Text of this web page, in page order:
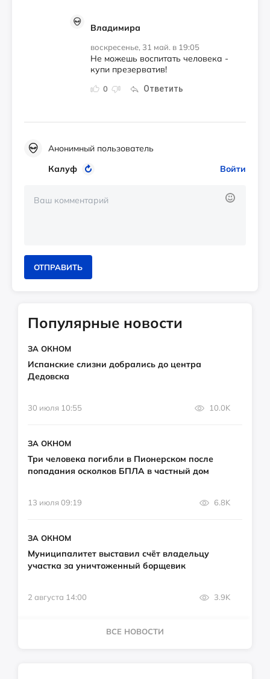
Владимира
воскресенье, 31 май. в 19:05
0 Ответить
Не можешь воспитать человека -
купи презерватив!
Анонимный пользователь
Калуф
Войти
ОТПРАВИТЬ
Популярные новости
ЗА ОКНОМ
Испанские слизни добрались до центра
Дедовска
30 июля 10:55 10.0K
ЗА ОКНОМ
Три человека погибли в Пионерском после
попадания осколков БПЛА в частный дом
13 июля 09:19 6.8K
ЗА ОКНОМ
Муниципалитет выставил счёт владельцу
участка за уничтоженный борщевик
2 августа 14:00 3.9K
ВСЕ НОВОСТИ